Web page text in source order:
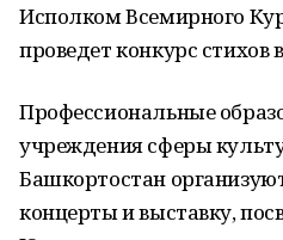
Исполком Всемирного
проведет конкурс стихов
Профессиональные
учреждения сферы
Башкортостан
концерты и выставку,